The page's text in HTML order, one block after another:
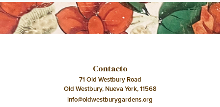
Contacto
71 Old Westbury Road
Old Westbury, Nueva York, 11568
info@oldwestburygardens.org